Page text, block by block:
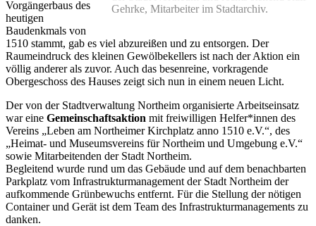
Gehrke, Mitarbeiter im Stadtarchiv.
Vorgängerbaus des
heutigen
Baudenkmals von
1510 stammt, gab es viel abzureißen und zu entsorgen. Der
Raumeindruck des kleinen Gewölbekellers ist nach der Aktion ein
völlig anderer als zuvor. Auch das besenreine, vorkragende
Obergeschoss des Hauses zeigt sich nun in einem neuen Licht.
Der von der Stadtverwaltung Northeim organisierte Arbeitseinsatz
war eine Gemeinschaftsaktion mit freiwilligen Helfer*innen des
Vereins „Leben am Northeimer Kirchplatz anno 1510 e.V.“, des
„Heimat- und Museumsvereins für Northeim und Umgebung e.V.“
sowie Mitarbeitenden der Stadt Northeim.
Begleitend wurde rund um das Gebäude und auf dem benachbarten
Parkplatz vom Infrastrukturmanagement der Stadt Northeim der
aufkommende Grünbewuchs entfernt. Für die Stellung der nötigen
Container und Gerät ist dem Team des Infrastrukturmanagements zu
danken.